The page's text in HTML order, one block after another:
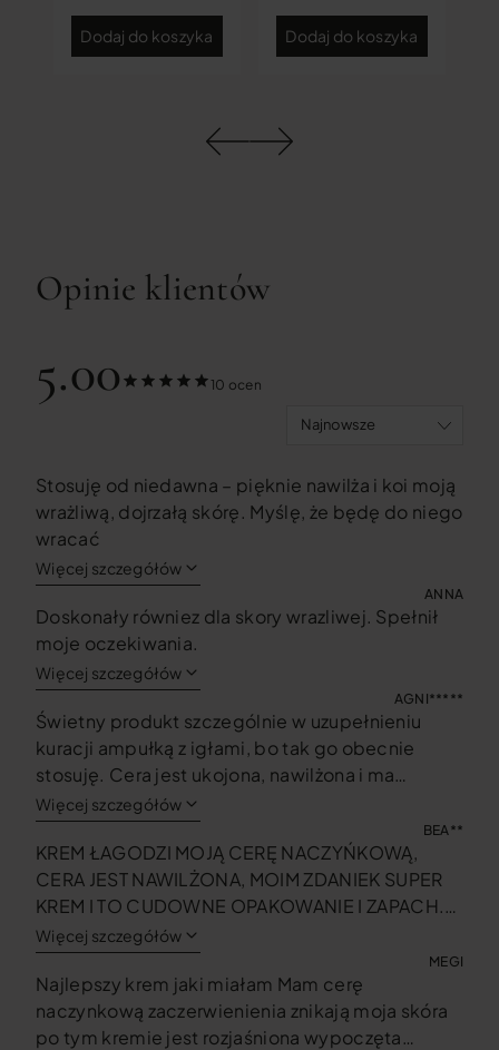
Dodaj do koszyka Dodaj do koszyka
Opinie klientów
5.00 10 ocen
Stosuję od niedawna – pięknie nawilża i koi moją
wrażliwą, dojrzałą skórę. Myślę, że będę do niego
wracać
Więcej szczegółów
ANNA
Doskonały równiez dla skory wrazliwej. Spełnił
moje oczekiwania.
Więcej szczegółów
AGNI*****
Świetny produkt szczególnie w uzupełnieniu
kuracji ampułką z igłami, bo tak go obecnie
stosuję. Cera jest ukojona, nawilżona i ma
napięcie. Przyjemne opakowanie, konsystencja i
zapach – elegancki i medyczny kosmetyk w
jednym.
Więcej szczegółów
BEA**
KREM ŁAGODZI MOJĄ CERĘ NACZYŃKOWĄ,
CERA JEST NAWILŻONA, MOIM ZDANIEK SUPER
KREM I TO CUDOWNE OPAKOWANIE I ZAPACH.
SUPER!!
Więcej szczegółów
MEGI
Najlepszy krem jaki miałam Mam cerę
naczynkową zaczerwienienia znikają moja skóra
po tym kremie jest rozjaśniona wypoczęta